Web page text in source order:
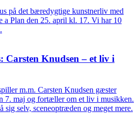
på det bæredygtige kunstnerliv med
a Plan den 25. april kl. 17. Vi har 10
Carsten Knudsen – et liv i
m.m. Carsten Knudsen gæster
7. maj og fortæller om et liv i musikken.
sig selv, sceneoptræden og meget mere.